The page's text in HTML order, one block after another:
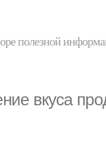
полезной
вкуса